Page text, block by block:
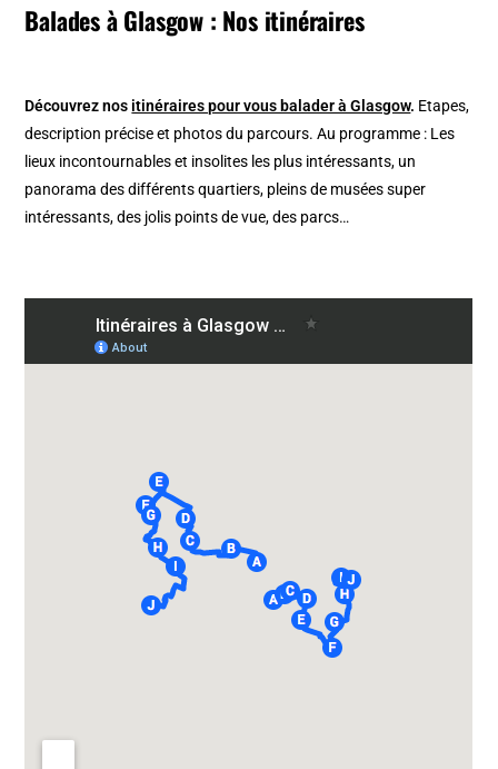
Balades à Glasgow : Nos itinéraires
Découvrez nos itinéraires pour vous balader à Glasgow. Etapes,
description précise et photos du parcours. Au programme : Les
lieux incontournables et insolites les plus intéressants, un
panorama des différents quartiers, pleins de musées super
intéressants, des jolis points de vue, des parcs…